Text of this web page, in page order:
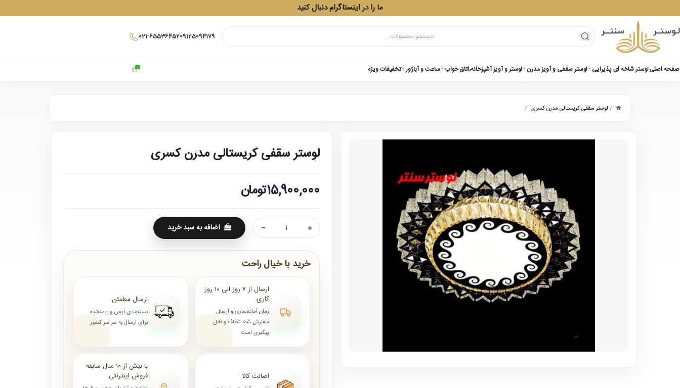
ما را در اینستاگرام دنبال کنید
021-6553645209125094179
0 صفحه اصلیلوستر شاخه ای پذیرایی لوستر سقفی و آویز مدرن لوستر و آویز آشپزخانه،اتاق خواب ساعت و آباژور تخفیفات ویژه
/ لوستر سقفی کریستالی مدرن کسری /
لوستر سقفی کریستالی مدرن کسری
15,900,000تومان
اضافه به سبد خرید
خرید با خیال راحت
ارسال از ۷ روز الی ۱۰ روز
کاری
زمان آماده‌سازی و ارسال
سفارش شما شفاف و قابل
پیگیری است
ارسال مطمئن
بسته‌بندی ایمن و بیمه‌شده
برای ارسال به سراسر کشور
اصالت کالا
با بیش از ۱۰ سال سابقه
فروش اینترنتی